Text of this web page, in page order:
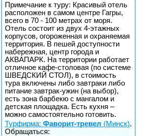
Примечание к туру: Красивый отель
расположен в самом центре Гагры,
всего в 70 - 100 метрах от моря.
Отель состоит из двух 4-этажных
корпусов, огороженная и охраняемая
территория. В пешей доступности
набережная, центр города и
АКВАПАРК. На территории работает
отличное кафе-столовая (по системе
ШВЕДСКИЙ СТОЛ), в стоимость
тура включены либо завтраки либо
питание завтрак-ужин (на выбор),
есть зона барбекю с мангалом и
детская площадка. Есть кухня –
можно самостоятельно готовить.
Турфирма: Фаворит-тревел (Минск).
Обращаться: